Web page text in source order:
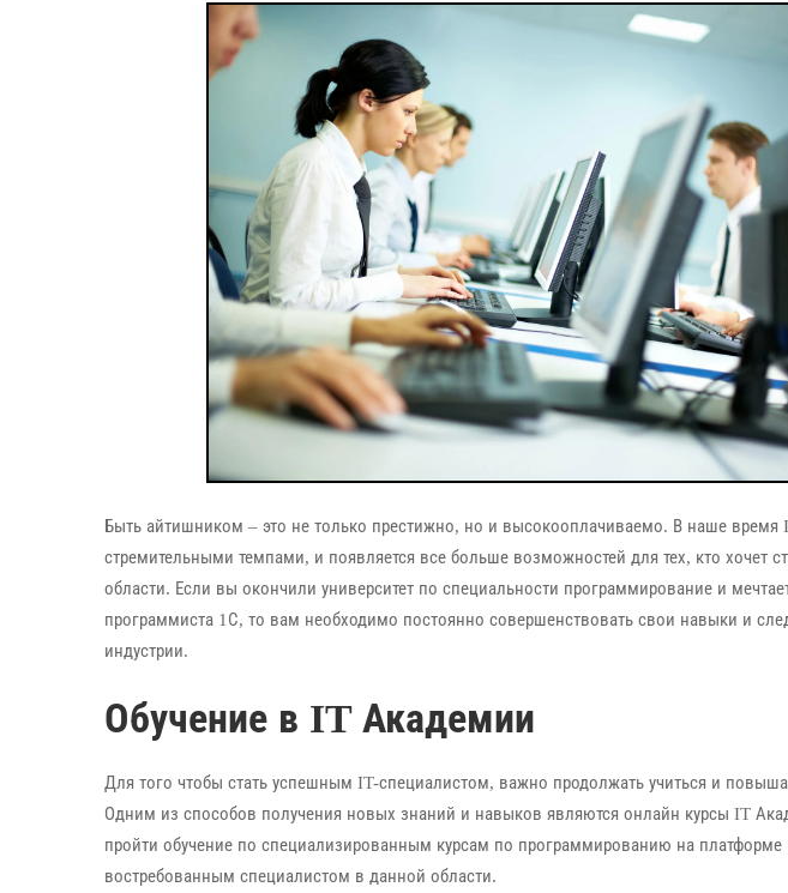
Быть айтишником – это не только престижно, но и высокооплачиваемо. В наше время
стремительными темпами, и появляется все больше возможностей для тех, кто хочет
области. Если вы окончили университет по специальности программирование и
программиста 1С, то вам необходимо постоянно совершенствовать свои навыки и
индустрии.
Обучение в IT Академии
Для того чтобы стать успешным IT-специалистом, важно продолжать учиться и
Одним из способов получения новых знаний и навыков являются онлайн курсы IT
пройти обучение по специализированным курсам по программированию на платформе
востребованным специалистом в данной области.